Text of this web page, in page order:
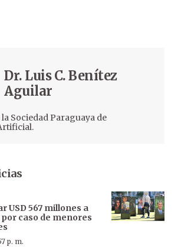
Dr. Luis C. Benítez
Aguilar
Sociedad Paraguaya de
USD 567 millones a
por caso de menores
p. m.